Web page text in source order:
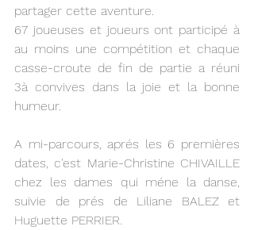
partager cette aventure.
67 joueuses et joueurs ont participé à
au moins une compétition et chaque
casse-croute de fin de partie a réuni
3à convives dans la joie et la bonne
humeur.
A mi-parcours, aprés les 6 premières
dates, c'est Marie-Christine CHIVAILLE
chez les dames qui méne la danse,
suivie de prés de Liliane BALEZ et
Huguette PERRIER.